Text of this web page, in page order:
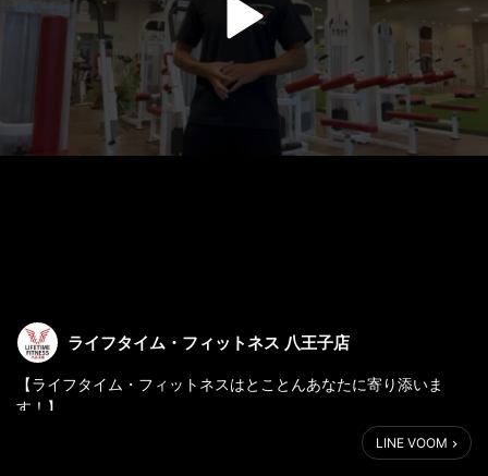
ライフタイム・フィットネス 八王子店
【ライフタイム・フィットネスはとことんあなたに寄り添いま
す！】
LINE VOOM